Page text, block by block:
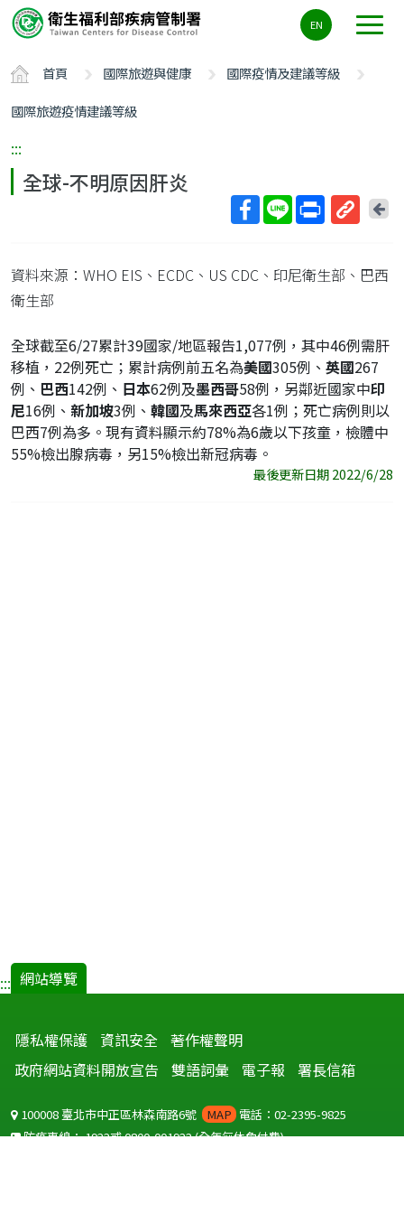
要
容
ALT+C
EN
首頁 國際旅遊與健康
國際疫情及建議等級
國際旅遊疫情建議等級
:::
全球-不明原因肝炎
短
回
資料來源：WHO EIS、ECDC、US CDC、印尼衛生部、巴西
衛生部
全球截至6/27累計39國家/地區報告1,077例，其中46例需肝
移植，22例死亡；累計病例前五名為美國305例、 英國267
例、 巴西142例、 日本62例及墨西哥58例，另鄰近國家中印
尼16例、 新加坡3例、 韓國及馬來西亞各1例；死亡病例則以
巴西7例為多。現有資料顯示約78%為6歲以下孩童，檢體中
55%檢出腺病毒，另15%檢出新冠病毒。
最後更新日期 2022/6/28
::: 網站導覽
隱私權保護 資訊安全 著作權聲明
政府網站資料開放宣告
雙語詞彙 電子報 署長信箱
100008 臺北市中正區林森南路6號 MAP 電話：02-2395-9825
防疫專線：1922或0800-001922(全年無休免付費)